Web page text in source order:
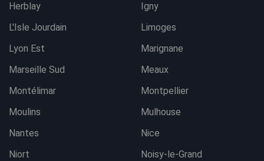
Herblay
Igny
L'Isle Jourdain
Limoges
Lyon Est
Marignane
Marseille Sud
Meaux
Montélimar
Montpellier
Moulins
Mulhouse
Nantes
Nice
Niort
Noisy-le-Grand